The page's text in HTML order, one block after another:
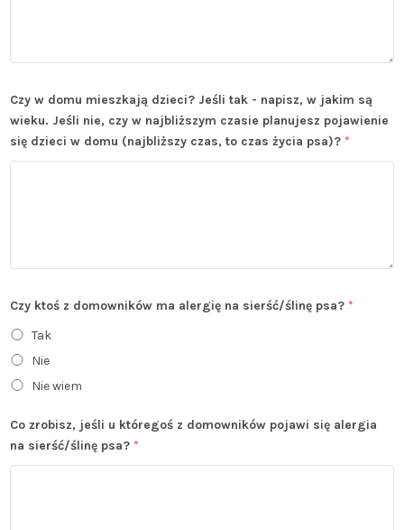
Czy w domu mieszkają dzieci? Jeśli tak - napisz, w jakim są
wieku. Jeśli nie, czy w najbliższym czasie planujesz pojawienie
się dzieci w domu (najbliższy czas, to czas życia psa)? *
Czy ktoś z domowników ma alergię na sierść/ślinę psa? *
Tak
Nie
Nie wiem
Co zrobisz, jeśli u któregoś z domowników pojawi się alergia
na sierść/ślinę psa? *